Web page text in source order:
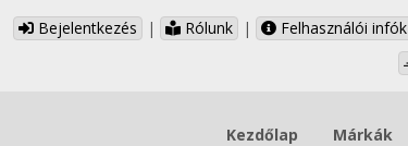
Bejelentkezés | Rólunk | Felhasználói infók
Kezdőlap Márkák